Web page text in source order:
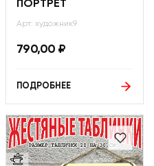
ПОРТРЕТ
Арт: художник9
790,00 ₽
ПОДРОБНЕЕ